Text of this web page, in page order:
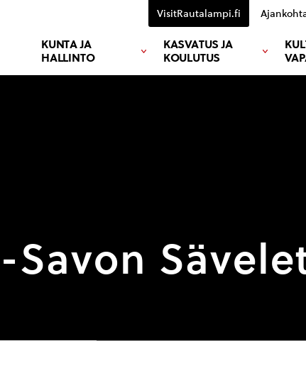
KUNTA JA
HALLINTO
KASVATUS JA
KOULUTUS
VisitRautalampi.fi
Savon